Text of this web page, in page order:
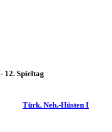
12. Spieltag
Türk. Neh.-Hüsten I